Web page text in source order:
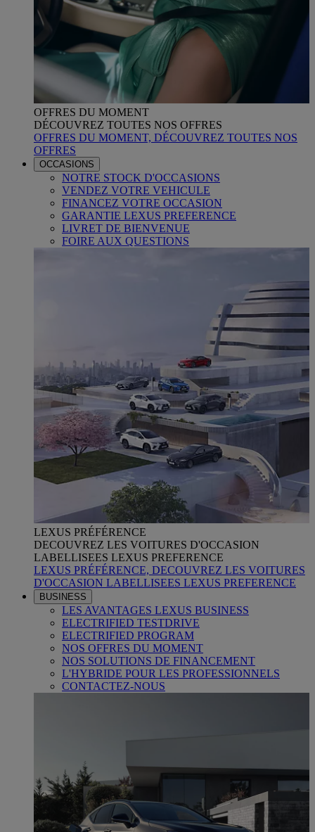
OFFRES DU MOMENT
DÉCOUVREZ TOUTES NOS OFFRES
OFFRES DU MOMENT, DÉCOUVREZ TOUTES NOS
OFFRES
OCCASIONS
NOTRE STOCK D'OCCASIONS
VENDEZ VOTRE VEHICULE
FINANCEZ VOTRE OCCASION
GARANTIE LEXUS PREFERENCE
LIVRET DE BIENVENUE
FOIRE AUX QUESTIONS
LEXUS PRÉFÉRENCE
DECOUVREZ LES VOITURES D'OCCASION
LABELLISEES LEXUS PREFERENCE
LEXUS PRÉFÉRENCE, DECOUVREZ LES VOITURES
D'OCCASION LABELLISEES LEXUS PREFERENCE
BUSINESS
LES AVANTAGES LEXUS BUSINESS
ELECTRIFIED TESTDRIVE
ELECTRIFIED PROGRAM
NOS OFFRES DU MOMENT
NOS SOLUTIONS DE FINANCEMENT
L'HYBRIDE POUR LES PROFESSIONNELS
CONTACTEZ-NOUS